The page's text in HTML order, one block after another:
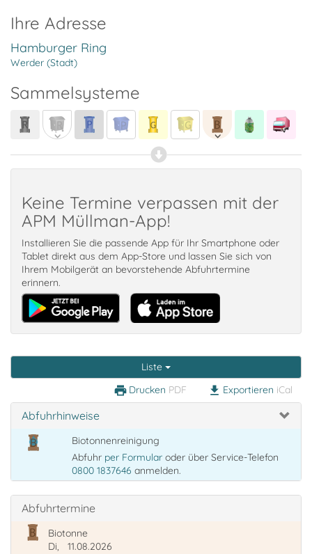
Ihre Adresse
Hamburger Ring
Werder (Stadt)
Sammelsysteme
Keine Termine verpassen mit der
APM Müllman-App!
Installieren Sie die passende App für Ihr Smartphone oder
Tablet direkt aus dem App-Store und lassen Sie sich von
Ihrem Mobilgerät an bevorstehende Abfuhrtermine
erinnern.
Liste
print Drucken PDF download Exportieren iCal
Abfuhrhinweise
Biotonnenreinigung
Abfuhr per Formular oder über Service-Telefon
0800 1837646 anmelden.
Abfuhrtermine
Biotonne
Di,
11.08.2026